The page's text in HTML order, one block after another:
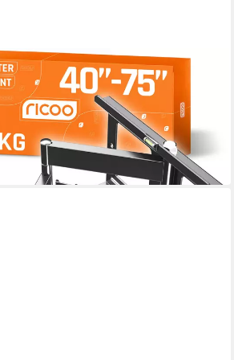
Wandhalter 43" 50" 55" 65" 75" max
S